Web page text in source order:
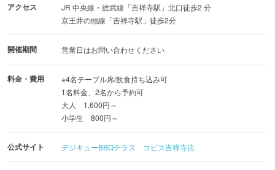
アクセス
JR 中央線・総武線「吉祥寺駅」北口徒歩2 分
京王井の頭線「吉祥寺駅」徒歩2分
開催期間 営業日はお問い合わせください
料金・費用
※4名テーブル席/飲食持ち込み可
1名料金、2名から予約可
大人 1,600円～
小学生 800円～
公式サイト デジキューBBQテラス コピス吉祥寺店